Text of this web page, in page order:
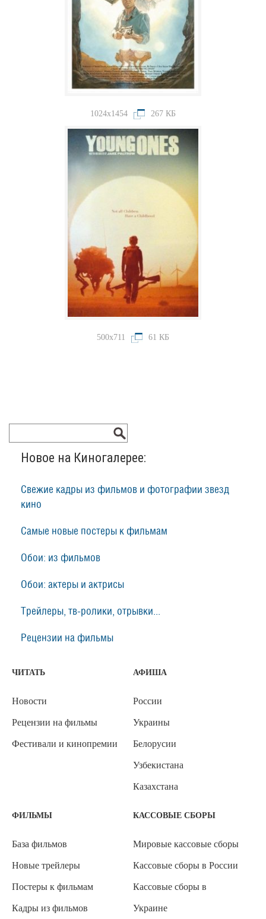
1024x1454 267 КБ
500x711 61 КБ
Новое на Киногалерее:
Свежие кадры из фильмов и фотографии звезд
кино
Самые новые постеры к фильмам
Обои: из фильмов
Обои: актеры и актрисы
Трейлеры, тв-ролики, отрывки...
Рецензии на фильмы
ЧИТАТЬ
Новости
Рецензии на фильмы
Фестивали и кинопремии
АФИША
России
Украины
Белорусии
Узбекистана
Казахстана
ФИЛЬМЫ
База фильмов
Новые трейлеры
Постеры к фильмам
Кадры из фильмов
КАССОВЫЕ СБОРЫ
Мировые кассовые сборы
Кассовые сборы в России
Кассовые сборы в
Украине